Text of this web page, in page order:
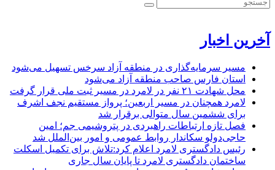
آخرین اخبار
مسیر سرمایه‌گذاری در منطقه آزاد سرخس تسهیل می‌شود
استان فارس صاحب منطقه آزاد می‌شود
محل شهادت ۲۱ نفر در لامرد در مسیر ثبت ملی قرار گرفت
لامرد همچنان در مسیر اربعین؛ پرواز مستقیم نجف اشرف
برای ششمین سال متوالی برقرار شد
فصل تازه ارتباطات راهبردی در پتروشیمی جم؛ امین
حاجی‌دولو سکاندار روابط عمومی و امور بین‌الملل شد
رئیس دادگستری لامرد اعلام کرد:تلاش برای تکمیل اسکلت
ساختمان دادگستری لامرد تا پایان سال جاری